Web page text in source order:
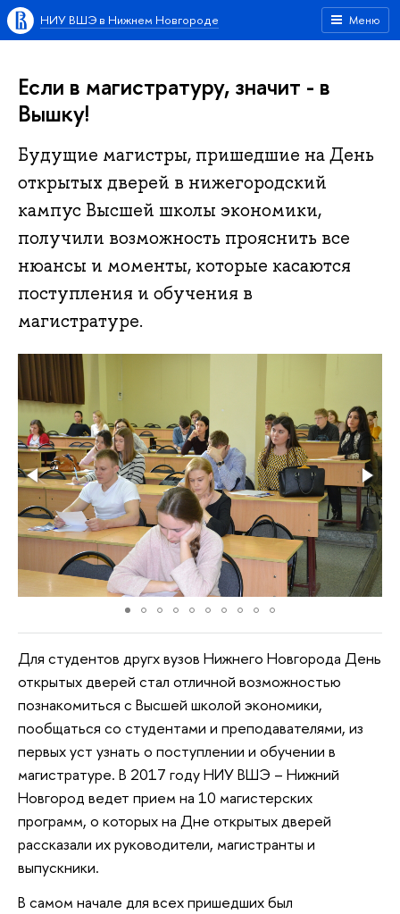
Меню
НИУ ВШЭ в Нижнем Новгороде
Если в магистратуру, значит - в
Вышку!
Будущие магистры, пришедшие на День
открытых дверей в нижегородский
кампус Высшей школы экономики,
получили возможность прояснить все
нюансы и моменты, которые касаются
поступления и обучения в
магистратуре.
Для студентов другх вузов Нижнего Новгорода День
открытых дверей стал отличной возможностью
познакомиться с Высшей школой экономики,
пообщаться со студентами и преподавателями, из
первых уст узнать о поступлении и обучении в
магистратуре. В 2017 году НИУ ВШЭ – Нижний
Новгород ведет прием на 10 магистерских
программ, о которых на Дне открытых дверей
рассказали их руководители, магистранты и
выпускники.
В самом начале для всех пришедших был